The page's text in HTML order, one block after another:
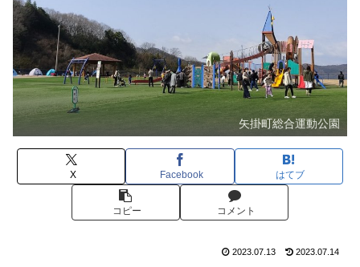
矢掛町総合運動公園
X Facebook はてブ
コピー コメント
2023.07.13 2023.07.14